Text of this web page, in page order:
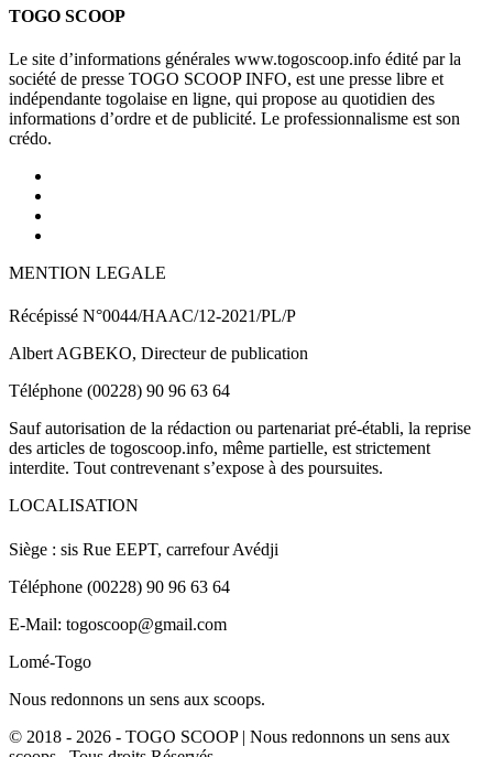
TOGO SCOOP
Le site d’informations générales www.togoscoop.info édité par la
société de presse TOGO SCOOP INFO, est une presse libre et
indépendante togolaise en ligne, qui propose au quotidien des
informations d’ordre et de publicité. Le professionnalisme est son
crédo.
MENTION LEGALE
Récépissé N°0044/HAAC/12-2021/PL/P
Albert AGBEKO, Directeur de publication
Téléphone (00228) 90 96 63 64
Sauf autorisation de la rédaction ou partenariat pré-établi, la reprise
des articles de togoscoop.info, même partielle, est strictement
interdite. Tout contrevenant s’expose à des poursuites.
LOCALISATION
Siège : sis Rue EEPT, carrefour Avédji
Téléphone (00228) 90 96 63 64
E-Mail: togoscoop@gmail.com
Lomé-Togo
Nous redonnons un sens aux scoops.
© 2018 - 2026 - TOGO SCOOP | Nous redonnons un sens aux